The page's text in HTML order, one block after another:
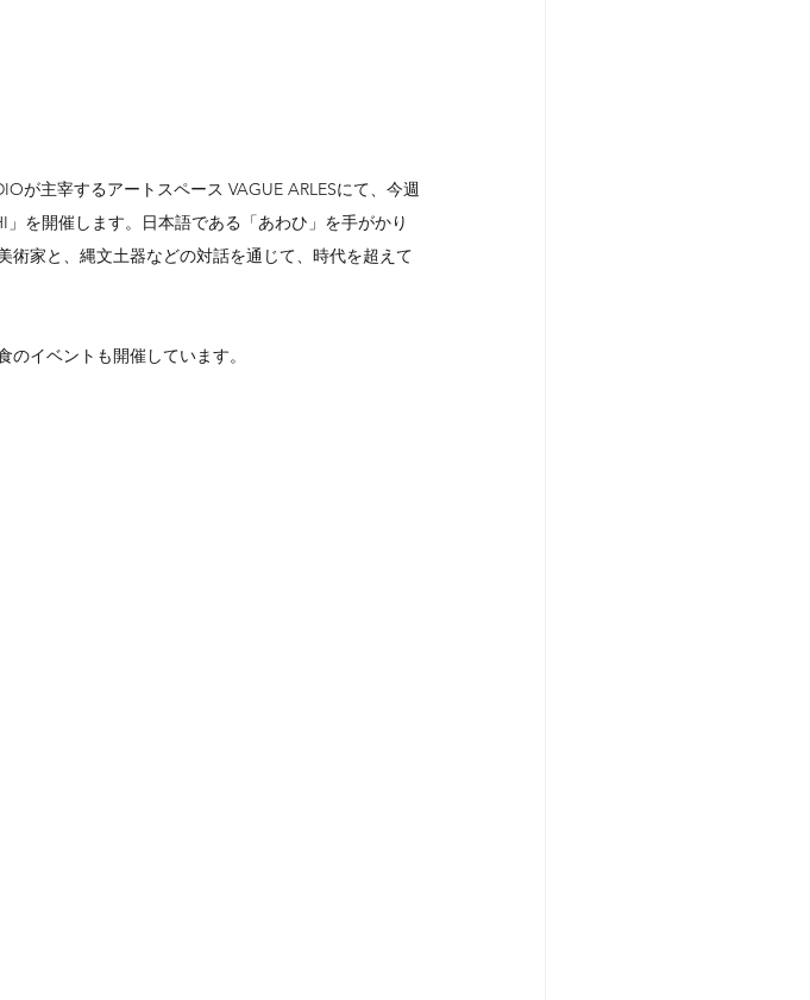
が主宰するアートスペース VAGUE ARLESにて、今週
を開催します。日本語である「あわひ」を手がかり
家と、縄文土器などの対話を通じて、時代を超えて
イベントも開催しています。